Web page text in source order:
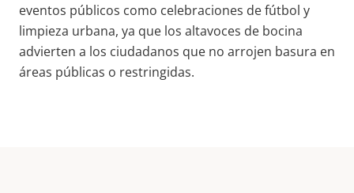
eventos públicos como celebraciones de fútbol y
limpieza urbana, ya que los altavoces de bocina
advierten a los ciudadanos que no arrojen basura en
áreas públicas o restringidas.